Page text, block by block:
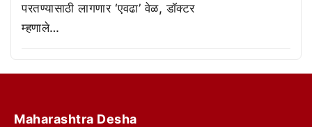
परतण्यासाठी लागणार ‘एवढा’ वेळ, डॉक्टर
म्हणाले…
Maharashtra Desha